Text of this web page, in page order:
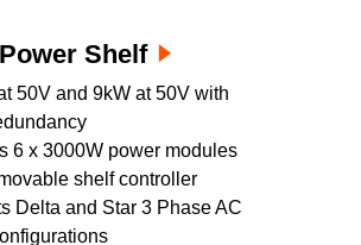
Shelf
50V and 9kW at 50V with
6 x 3000W power modules
shelf controller
Delta and Star 3 Phase AC